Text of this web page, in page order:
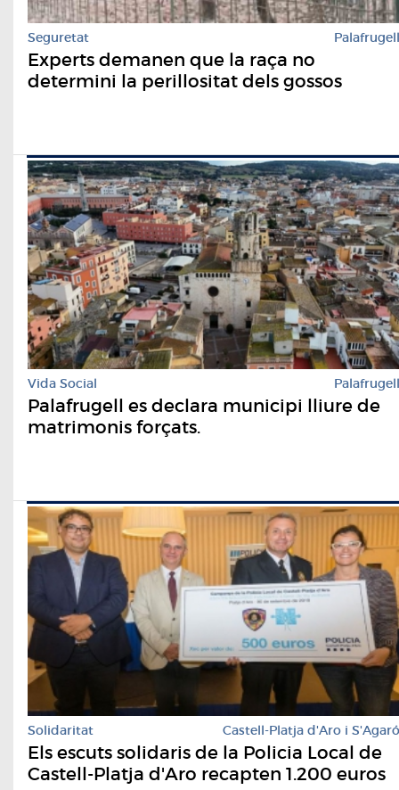
Seguretat Palafrugell
Experts demanen que la raça no
determini la perillositat dels gossos
Vida Social Palafrugell
Palafrugell es declara municipi lliure de
matrimonis forçats.
Solidaritat Castell-Platja d'Aro i S'Agaró
Els escuts solidaris de la Policia Local de
Castell-Platja d'Aro recapten 1.200 euros